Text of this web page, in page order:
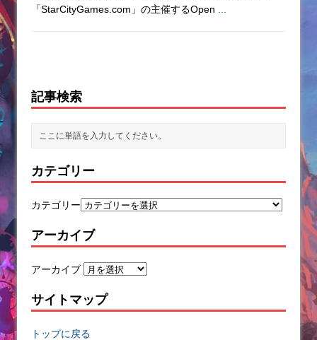
「StarCityGames.com」の主催するOpen
記事検索
カテゴリー
カテゴリー
アーカイブ
アーカイブ
サイトマップ
トップに戻る